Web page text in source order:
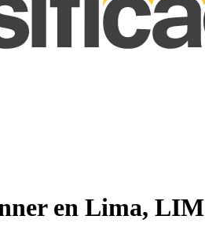
en Lima, LIM